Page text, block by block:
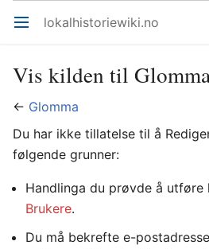
Åpne hovedmenyen lokalhistoriewiki.no
Vis kilden til
← Glomma
Du har ikke tillatelse til å
følgende grunner:
Handlinga du prøvde å utføre
Brukere.
Du må bekrefte e-